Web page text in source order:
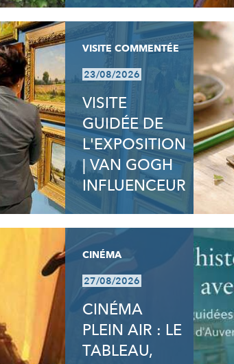
VISITE COMMENTÉE
23/08/2026
VISITE
GUIDÉE DE
L'EXPOSITION
| VAN GOGH
INFLUENCEUR
CINÉMA
27/08/2026
CINÉMA
PLEIN AIR : LE
TABLEAU,